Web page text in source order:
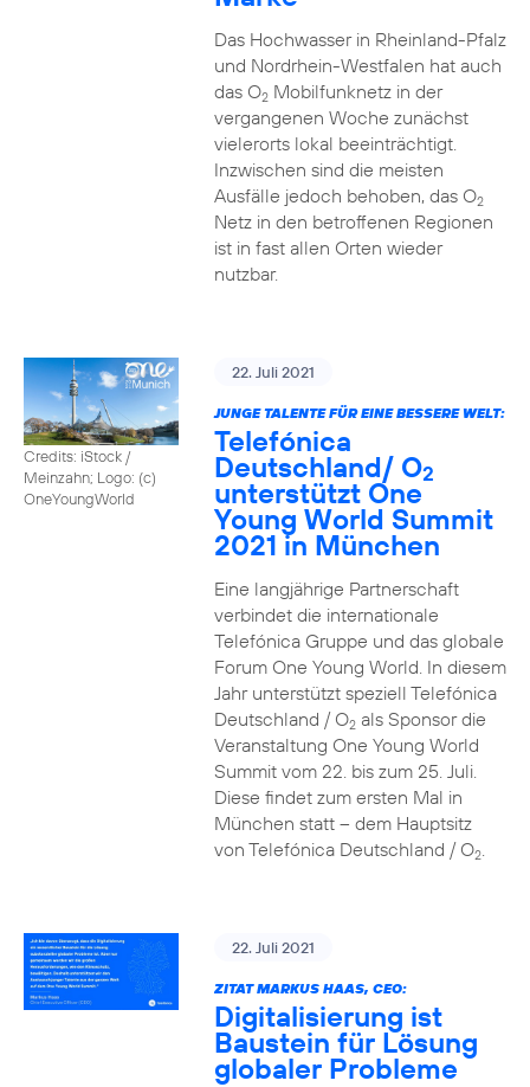
Das Hochwasser in Rheinland-Pfalz
und Nordrhein-Westfalen hat auch
das O2Mobilfunknetz in der
vergangenen Woche zunächst
vielerorts lokal beeinträchtigt.
Inzwischen sind die meisten
Ausfälle jedoch behoben, das O2
Netz in den betroffenen Regionen
ist in fast allen Orten wieder
nutzbar.
Credits: iStock /
Meinzahn; Logo: (c)
OneYoungWorld
22. Juli 2021
JUNGE TALENTE FÜR EINE BESSERE WELT:
Telefónica
Deutschland/ O2
unterstützt One
Young World Summit
2021 in München
Eine langjährige Partnerschaft
verbindet die internationale
Telefónica Gruppe und das globale
Forum One Young World. In diesem
Jahr unterstützt speziell Telefónica
Deutschland / O2als Sponsor die
Veranstaltung One Young World
Summit vom 22. bis zum 25. Juli.
Diese findet zum ersten Mal in
München statt – dem Hauptsitz
von Telefónica Deutschland / O2.
22. Juli 2021
ZITAT MARKUS HAAS, CEO:
Digitalisierung ist
Baustein für Lösung
globaler Probleme